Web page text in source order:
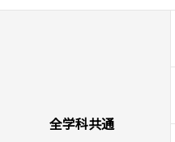
全学科共通